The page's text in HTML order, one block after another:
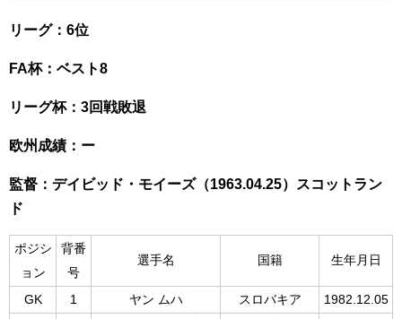
リーグ：6位
FA杯：ベスト8
リーグ杯：3回戦敗退
欧州成績：ー
監督：デイビッド・モイーズ（1963.04.25）スコットラン
ド
ポジシ
ョン
背番
号
選手名 国籍 生年月日
GK 1 ヤン ムハ スロバキア
1982.12.05